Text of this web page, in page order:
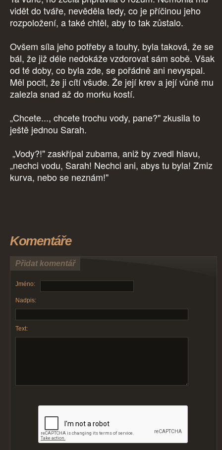
vidět do tváře, nevěděla tedy, co je příčinou jeho
rozpoložení, a také chtěl, aby to tak zůstalo.
Ovšem síla jeho potřeby a touhy, byla taková, že se
bál, že již déle nedokáže vzdorovat sám sobě. Však
od té doby, co byla zde, se pořádně ani nevyspal.
Měl pocit, že ji cítí všude. Že její krev a její vůně mu
zalezla snad až do morku kostí.
„Chcete..., chcete trochu vody, pane?" zkusila to
ještě jednou Sarah.
„Vody?!" zaskřípal zubama, aniž by zvedl hlavu,
„nechci vodu, Sarah! Nechci ani, abys tu byla! Zmiz
kurva, nebo se neznám!"
Komentáře
Přidat komentář
Jméno:
Nadpis:
Text: